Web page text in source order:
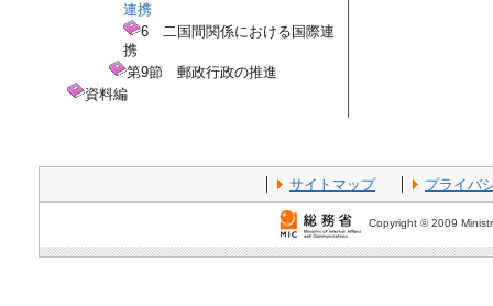
連携
6 二国間関係における国際連
携
第9節 郵政行政の推進
資料編
サイトマップ プライバ
Copyright © 2009